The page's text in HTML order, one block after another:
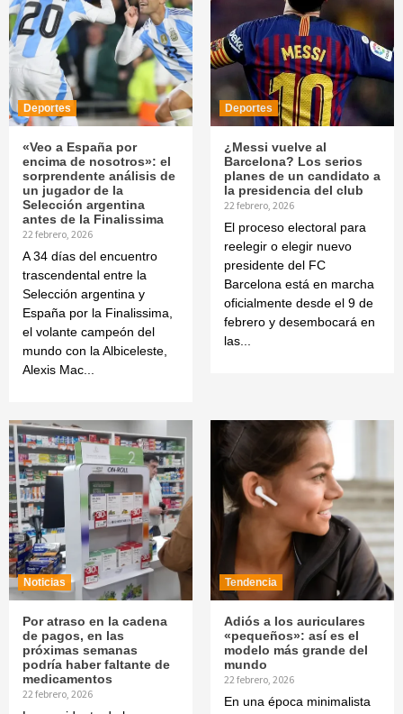
Deportes
«Veo a España por
encima de nosotros»: el
sorprendente análisis de
un jugador de la
Selección argentina
antes de la Finalissima
22 febrero, 2026
A 34 días del encuentro
trascendental entre la
Selección argentina y
España por la Finalissima,
el volante campeón del
mundo con la Albiceleste,
Alexis Mac...
Deportes
¿Messi vuelve al
Barcelona? Los serios
planes de un candidato a
la presidencia del club
22 febrero, 2026
El proceso electoral para
reelegir o elegir nuevo
presidente del FC
Barcelona está en marcha
oficialmente desde el 9 de
febrero y desembocará en
las...
Noticias
Por atraso en la cadena
de pagos, en las
próximas semanas
podría haber faltante de
medicamentos
22 febrero, 2026
Tendencia
Adiós a los auriculares
«pequeños»: así es el
modelo más grande del
mundo
22 febrero, 2026
En una época minimalista